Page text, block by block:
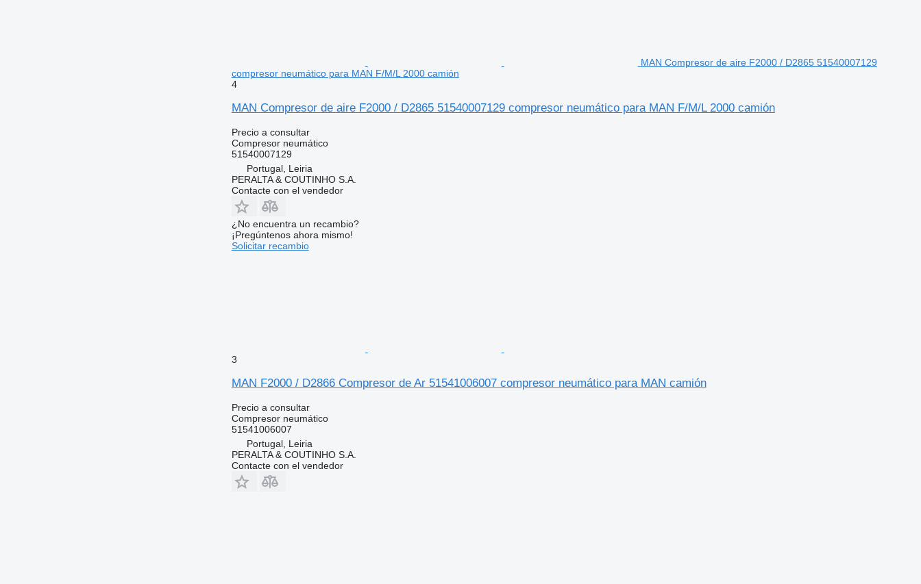
MAN Compresor de aire F2000 / D2865 51540007129
compresor neumático para MAN F/M/L 2000 camión
4
MAN Compresor de aire F2000 / D2865 51540007129 compresor neumático para MAN F/M/L 2000 camión
Precio a consultar
Compresor neumático
51540007129
Portugal, Leiria
PERALTA & COUTINHO S.A.
Contacte con el vendedor
¿No encuentra un recambio?
¡Pregúntenos ahora mismo!
Solicitar recambio
3
MAN F2000 / D2866 Compresor de Ar 51541006007 compresor neumático para MAN camión
Precio a consultar
Compresor neumático
51541006007
Portugal, Leiria
PERALTA & COUTINHO S.A.
Contacte con el vendedor